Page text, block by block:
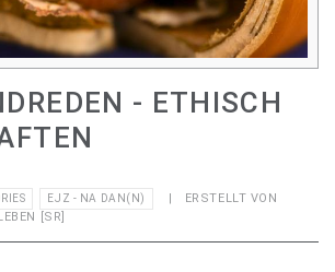
- ETHISCH
EJZ - NA DAN(N)
| ERSTELLT VON
[SR]